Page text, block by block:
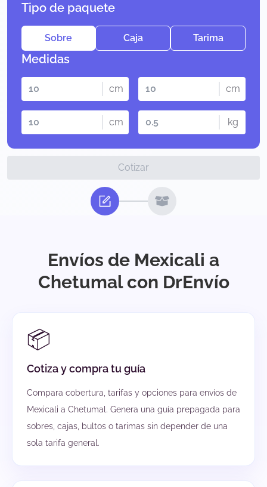
Tipo de paquete
Sobre Caja Tarima
Medidas
cm cm
cm kg
Cotizar
Envíos de Mexicali a
Chetumal con DrEnvío
📦
Cotiza y compra tu guía
Compara cobertura, tarifas y opciones para envíos de
Mexicali a Chetumal. Genera una guía prepagada para
sobres, cajas, bultos o tarimas sin depender de una
sola tarifa general.